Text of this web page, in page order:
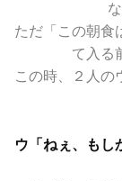
ただ「この朝食
て入る
この時、２人の
ウ「ねぇ、もし